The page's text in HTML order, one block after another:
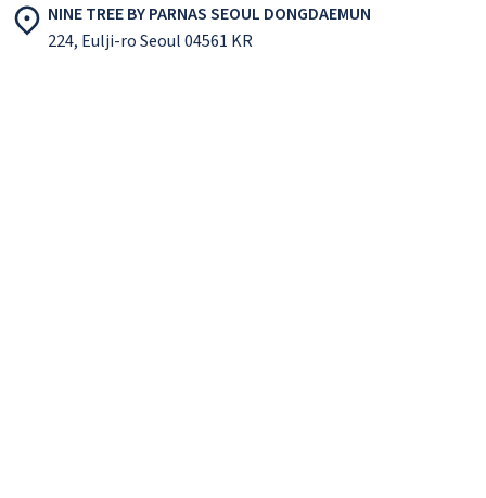
NINE TREE BY PARNAS SEOUL DONGDAEMUN
224, Eulji-ro Seoul 04561 KR